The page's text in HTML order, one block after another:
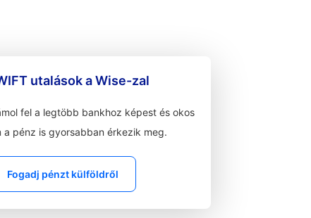
utalások a Wise-zal
fel a legtöbb bankhoz képest és okos
pénz is gyorsabban érkezik meg.
Fogadj pénzt külföldről